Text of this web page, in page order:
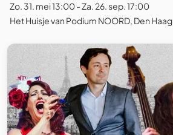
Zo. 31. mei 13:00 - Za. 26. sep. 17:00
Het Huisje van Podium NOORD, Den Haag